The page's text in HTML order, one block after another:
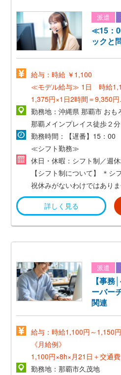
派遣
≪15：
ックと
給与：時給 ￥1,100
≪モデル給与≫ 1日 時給
1,375円×1日2時間＝9,350円
1ヵ月 1日9,350円×月21日
勤務地：沖縄県 那覇市 おも
那覇メインプレイス徒歩２分
勤務時間：【遅番】15：
≪シフト勤務≫
休日・休暇：シフト制／週
【シフト制について】
＊シ
祝休みがないわけではありま
＊平日にお休みが欲しい方
詳しく見る
派遣
【事
ーバー
関連
給与：時給1,100円～1,150円
《月給例》
1,100円×8h×月21日＋交通
勤務地：那覇市久茂地